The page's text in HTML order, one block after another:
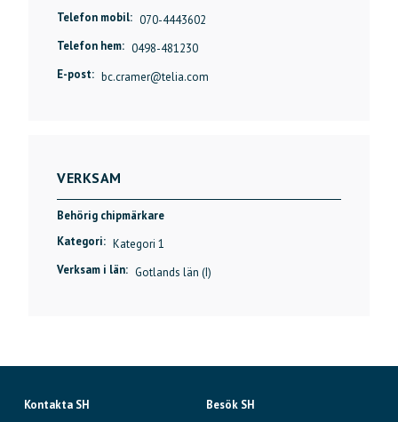
Telefon mobil: 070-4443602
Telefon hem: 0498-481230
E-post: bc.cramer@telia.com
VERKSAM
Behörig chipmärkare
Kategori: Kategori 1
Verksam i län: Gotlands län (I)
Kontakta SH
Besök SH